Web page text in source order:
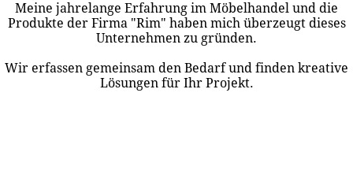
Meine jahrelange Erfahrung im Möbelhandel und die
Produkte der Firma "Rim" haben mich überzeugt dieses
Unternehmen zu gründen.
Wir erfassen gemeinsam den Bedarf und finden kreative
Lösungen für Ihr Projekt.